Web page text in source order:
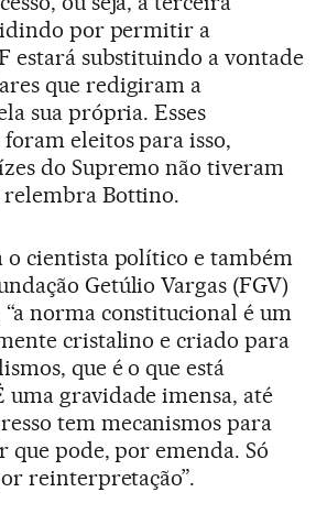
por permitir a
estará substituindo a vontade
que redigiram a
sua própria. Esses
eleitos para isso,
do Supremo não tiveram
relembra Bottino.
o cientista político e também
Getúlio Vargas (FGV)
norma constitucional é um
cristalino e criado para
que é o que está
uma gravidade imensa, até
tem mecanismos para
que pode, por emenda. Só
reinterpretação”.